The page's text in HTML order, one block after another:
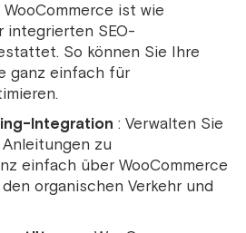
WooCommerce ist wie
integrierten SEO-
So können Sie Ihre
ganz einfach für
Integration : Verwalten Sie
zu
einfach über WooCommerce
organischen Verkehr und